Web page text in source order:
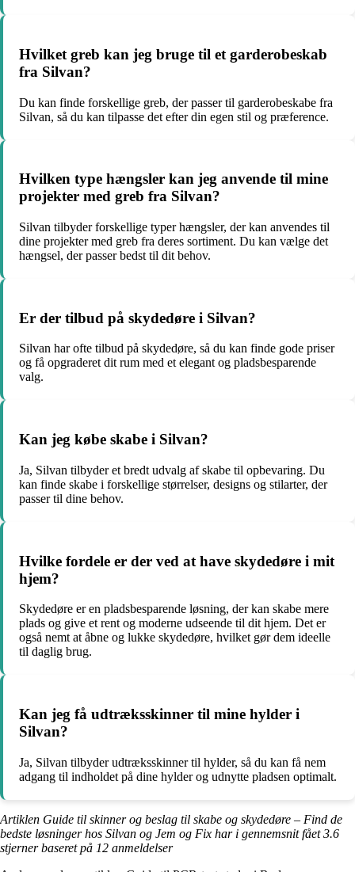
Hvilket greb kan jeg bruge til et garderobeskab
fra Silvan?
Du kan finde forskellige greb, der passer til garderobeskabe fra
Silvan, så du kan tilpasse det efter din egen stil og præference.
Hvilken type hængsler kan jeg anvende til mine
projekter med greb fra Silvan?
Silvan tilbyder forskellige typer hængsler, der kan anvendes til
dine projekter med greb fra deres sortiment. Du kan vælge det
hængsel, der passer bedst til dit behov.
Er der tilbud på skydedøre i Silvan?
Silvan har ofte tilbud på skydedøre, så du kan finde gode priser
og få opgraderet dit rum med et elegant og pladsbesparende
valg.
Kan jeg købe skabe i Silvan?
Ja, Silvan tilbyder et bredt udvalg af skabe til opbevaring. Du
kan finde skabe i forskellige størrelser, designs og stilarter, der
passer til dine behov.
Hvilke fordele er der ved at have skydedøre i mit
hjem?
Skydedøre er en pladsbesparende løsning, der kan skabe mere
plads og give et rent og moderne udseende til dit hjem. Det er
også nemt at åbne og lukke skydedøre, hvilket gør dem ideelle
til daglig brug.
Kan jeg få udtræksskinner til mine hylder i
Silvan?
Ja, Silvan tilbyder udtræksskinner til hylder, så du kan få nem
adgang til indholdet på dine hylder og udnytte pladsen optimalt.
Artiklen Guide til skinner og beslag til skabe og skydedøre – Find de
bedste løsninger hos Silvan og Jem og Fix har i gennemsnit fået3.6
stjerner baseret på 12 anmeldelser